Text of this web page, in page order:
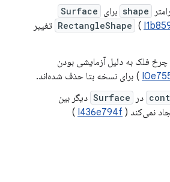
shape برای Surface
RectangleShape (
) تغییر
فلک به دلیل آزمایشی بودن
) برای نسخه بتا حذف شده‌اند.
در Surface دیگر بین
نمی‌کند ( I436e794f
)